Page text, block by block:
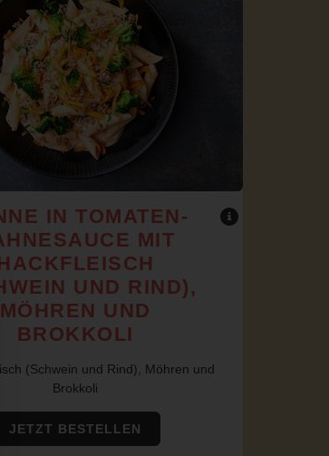
IN TOMATEN-
MIT
UND RIND),
MÖHREN UND
BROKKOLI
(Schwein und Rind), Möhren und
Brokkoli
JETZT BESTELLEN